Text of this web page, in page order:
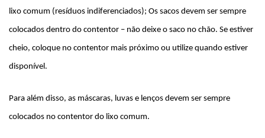
lixo comum (resíduos indiferenciados); Os sacos devem ser sempre
colocados dentro do contentor – não deixe o saco no chão. Se estiver
cheio, coloque no contentor mais próximo ou utilize quando estiver
disponível.
Para além disso, as máscaras, luvas e lenços devem ser sempre
colocados no contentor do lixo comum.